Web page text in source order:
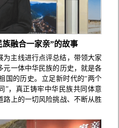
融合一家亲”的故事
为主线进行点评总结，带领大家
元一体中华民族的历史，就是各
国的历史。立足新时代的“两个
”，真正铸牢中华民族共同体意
路上的一切风险挑战、不断从胜